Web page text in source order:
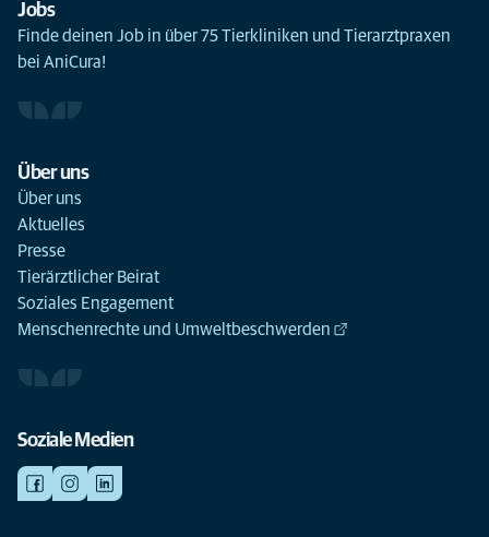
Jobs
Finde deinen Job in über 75 Tierkliniken und Tierarztpraxen
bei AniCura!
Über uns
Über uns
Aktuelles
Presse
Tierärztlicher Beirat
Soziales Engagement
Menschenrechte und Umweltbeschwerden
Soziale Medien